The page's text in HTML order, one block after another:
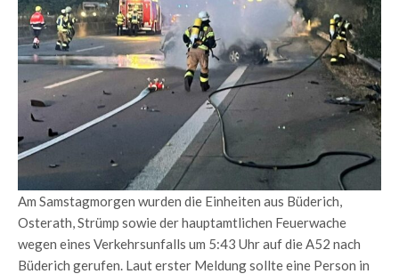
Am Samstagmorgen wurden die Einheiten aus Büderich,
Osterath, Strümp sowie der hauptamtlichen Feuerwache
wegen eines Verkehrsunfalls um 5:43 Uhr auf die A52 nach
Büderich gerufen. Laut erster Meldung sollte eine Person in